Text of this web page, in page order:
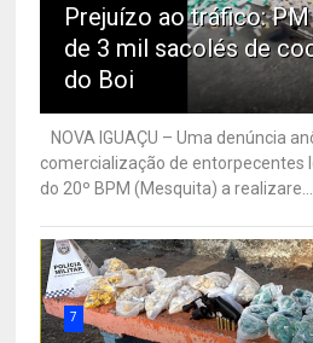
Prejuízo ao tráfico:
de 3 mil sacolés de
do Boi
NOVA IGUAÇU – Uma denúncia
comercialização de entorpecentes
do 20º BPM (Mesquita) a realizare...
7